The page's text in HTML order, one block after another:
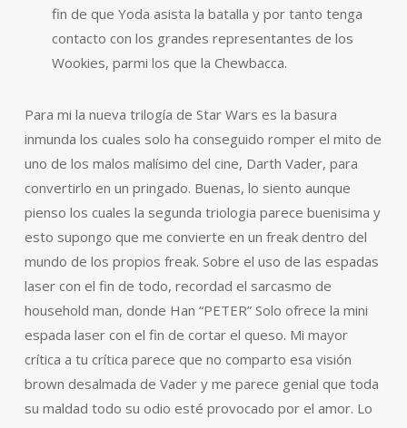
fin de que Yoda asista la batalla y por tanto tenga
contacto con los grandes representantes de los
Wookies, parmi los que la Chewbacca.
Para mi la nueva trilogía de Star Wars es la basura
inmunda los cuales solo ha conseguido romper el mito de
uno de los malos malísimo del cine, Darth Vader, para
convertirlo en un pringado. Buenas, lo siento aunque
pienso los cuales la segunda triologia parece buenisima y
esto supongo que me convierte en un freak dentro del
mundo de los propios freak. Sobre el uso de las espadas
laser con el fin de todo, recordad el sarcasmo de
household man, donde Han “PETER” Solo ofrece la mini
espada laser con el fin de cortar el queso. Mi mayor
crítica a tu crítica parece que no comparto esa visión
brown desalmada de Vader y me parece genial que toda
su maldad todo su odio esté provocado por el amor. Lo